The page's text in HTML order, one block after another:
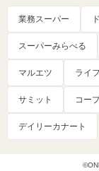
業務スーパー
スーパーみらべる
マルエツ ライ
サミット コー
デイリーカナート